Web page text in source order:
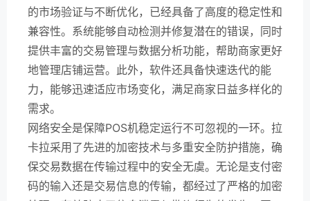
的市场验证与不断优化，已经具备了高度的稳定性和
兼容性。系统能够自动检测并修复潜在的错误，同时
提供丰富的交易管理与数据分析功能，帮助商家更好
地管理店铺运营。此外，软件还具备快速迭代的能
力，能够迅速适应市场变化，满足商家日益多样化的
需求。
网络安全是保障POS机稳定运行不可忽视的一环。拉
卡拉采用了先进的加密技术与多重安全防护措施，确
保交易数据在传输过程中的安全无虞。无论是支付密
码的输入还是交易信息的传输，都经过了严格的加密